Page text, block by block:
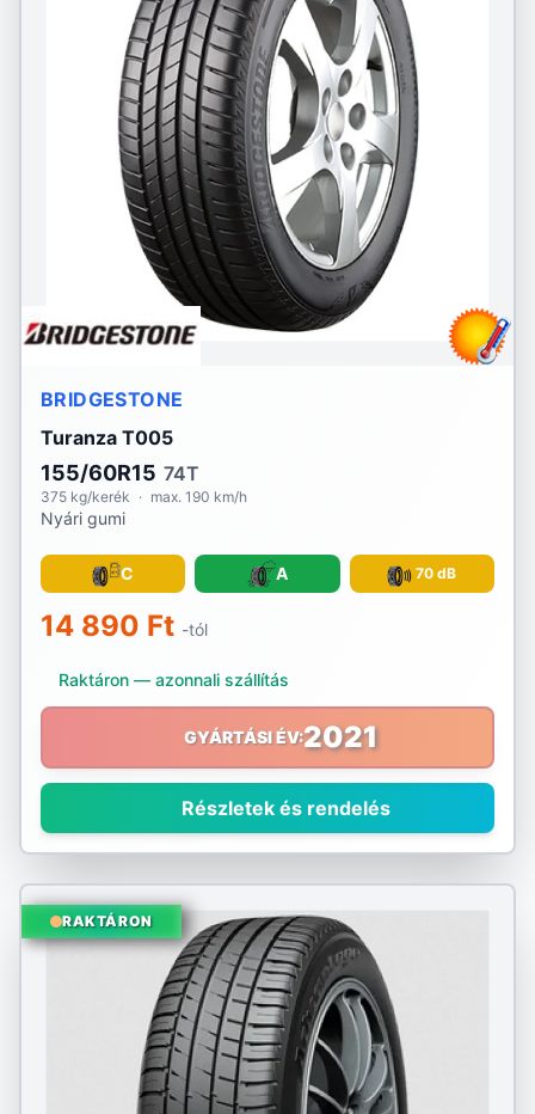
BRIDGESTONE
Turanza T005
155/60R15 74T
375 kg/kerék · max. 190 km/h
Nyári gumi
C A 70 dB
14 890 Ft -tól
Raktáron — azonnali szállítás
GYÁRTÁSI ÉV:2021
Részletek és rendelés
RAKTÁRON